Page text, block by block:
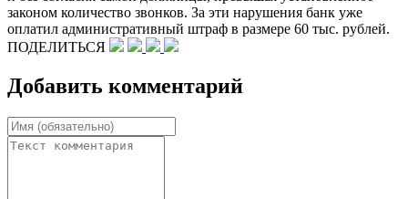
законом количество звонков. За эти нарушения банк уже
оплатил административный штраф в размере 60 тыс. рублей.
ПОДЕЛИТЬСЯ
Добавить комментарий